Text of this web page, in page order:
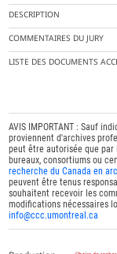
DESCRIPTION
COMMENTAIRES DU JURY
LISTE DES DOCUMENTS
AVIS IMPORTANT : Sauf
proviennent d'archives
peut être autorisée que par
bureaux, consortiums ou
recherche du Canada en
peuvent être tenus
souhaitent recevoir les
modifications nécessaires
info@ccc.umontreal.ca